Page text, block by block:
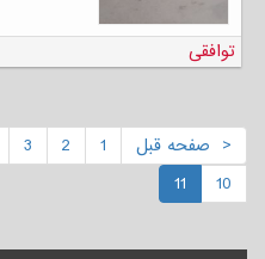
توافقی
< صفحه قبل 1
2
3
10
11